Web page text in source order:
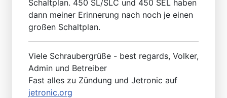
Schaltplan. 450 SL/SLC und 450 SEL haben
dann meiner Erinnerung nach noch je einen
großen Schaltplan.
Viele Schraubergrüße - best regards, Volker,
Admin und Betreiber
Fast alles zu Zündung und Jetronic auf
jetronic.org